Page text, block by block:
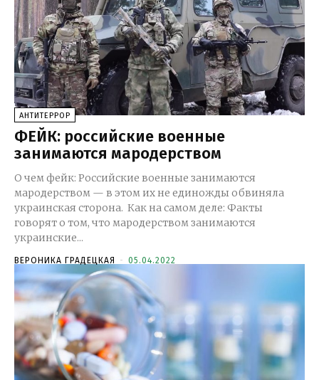
АНТИТЕРРОР
ФЕЙК: российские военные
занимаются мародерством
О чем фейк: Российские военные занимаются
мародерством — в этом их не единожды обвиняла
украинская сторона. Как на самом деле: Факты
говорят о том, что мародерством занимаются
украинские...
ВЕРОНИКА ГРАДЕЦКАЯ - 05.04.2022